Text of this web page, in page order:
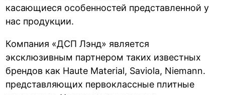
касающиеся особенностей представленной у
нас продукции.
Компания «ДСП Лэнд» является
эксклюзивным партнером таких известных
брендов как Haute Material, Saviola, Niemann.
представляющих первоклассные плитные